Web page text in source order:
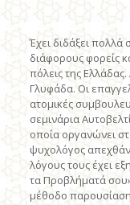
Έχει διδάξει
διάφορους φορείς
πόλεις της
Γλυφάδα. Oι
ατομικές
σεμινάρια
οποία οργανώνει
ψυχολόγος
λόγους τους έχει
τα Προβλήματά
μέθοδο